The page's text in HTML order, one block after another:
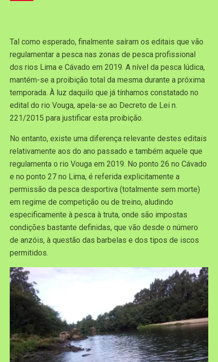
Tal como esperado, finalmente saíram os editais que vão
regulamentar a pesca nas zonas de pesca profissional
dos rios Lima e Cávado em 2019. A nível da pesca lúdica,
mantém-se a proibição total da mesma durante a próxima
temporada. À luz daquilo que já tínhamos constatado no
edital do rio Vouga, apela-se ao Decreto de Lei n.
221/2015 para justificar esta proibição.
No entanto, existe uma diferença relevante destes editais
relativamente aos do ano passado e também aquele que
regulamenta o rio Vouga em 2019. No ponto 26 no Cávado
e no ponto 27 no Lima, é referida explicitamente a
permissão da pesca desportiva (totalmente sem morte)
em regime de competição ou de treino, aludindo
especificamente à pesca à truta, onde são impostas
condições bastante definidas, que vão desde o número
de anzóis, à questão das barbelas e dos tipos de iscos
permitidos.